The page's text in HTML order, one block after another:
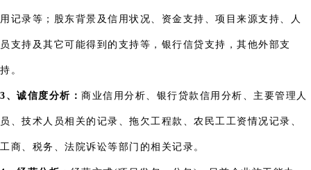
用记录等；股东背景及信用状况、资金支持、项目来源支持、人
员支持及其它可能得到的支持等，银行信贷支持，其他外部支
持。
3、诚信度分析： 商业信用分析、银行贷款信用分析、主要管理人
员、技术人员相关的记录、拖欠工程款、农民工工资情况记录、
工商、税务、法院诉讼等部门的相关记录。